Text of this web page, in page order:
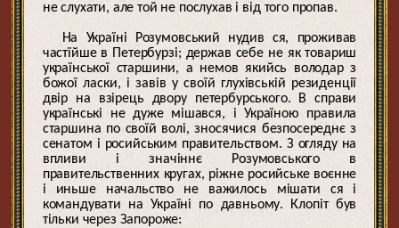
не слухати, але той не послухав і від того пропав.
На Україні Розумовський нудив ся, проживав
частїйше в Петербурзі; держав себе не як товариш
української старшини, а немов якийсь володар з
божої ласки, і завів у своїй глухівській резиденції
двір на взірець двору петербурського. В справи
українські не дуже мішався, і Україною правила
старшина по своїй волі, зносячися безпосереднє з
сенатом і росийським правительством. З огляду на
впливи і значіннє Розумовського в
правительственних кругах, ріжне росийське воєнне
і иньше начальство не важилось мішати ся і
командувати на Україні по давньому. Клопіт був
тільки через Запороже: